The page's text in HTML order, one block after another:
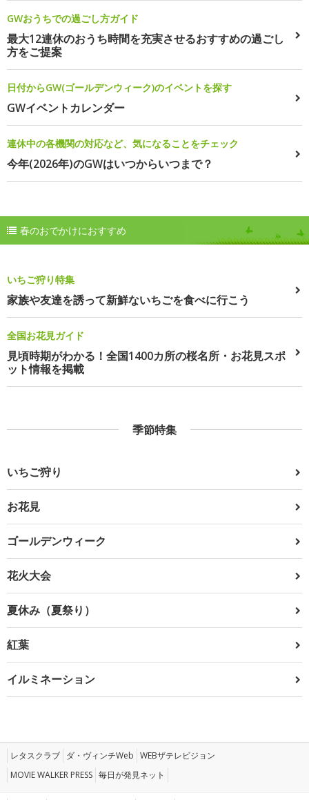
GWおうちでの過ごし方ガイド
最大12連休のおうち時間を充実させるおすすめの過ごし
方をご提案
日付からGW(ゴールデンウィーク)のイベントを探す
GWイベントカレンダー
連休中の各機関の対応など、気になることをチェック
今年(2026年)のGWはいつからいつまで？
春のおでかけにおすすめ
いちご狩り特集
家族や友達を誘って新鮮ないちごを食べに行こう
全国お花見ガイド
見頃時期がわかる！全国1400カ所の桜名所・お花見スポ
ット情報を掲載
季節特集
いちご狩り
お花見
ゴールデンウィーク
花火大会
夏休み（夏祭り）
紅葉
イルミネーション
レタスクラブ ダ・ヴィンチWeb WEBザテレビジョン
MOVIE WALKER PRESS 毎日が発見ネット